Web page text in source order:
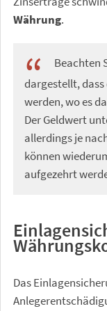
Währung.
Beachten
dargestellt,
werden, wo es
Der Geldwert
allerdings je
können
aufgezehrt
Das